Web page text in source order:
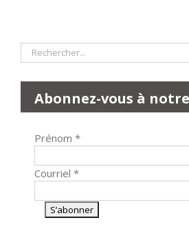
Rechercher:
Abonnez-vous à
Prénom *
Courriel *